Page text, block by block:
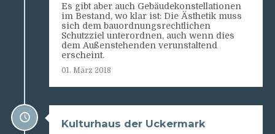
Es gibt aber auch Gebäudekonstellationen
im Bestand, wo klar ist: Die Ästhetik muss
sich dem bauordnungsrechtlichen
Schutzziel unterordnen, auch wenn dies
dem Außenstehenden verunstaltend
erscheint.
01. März 2018
Kulturhaus der Uckermark